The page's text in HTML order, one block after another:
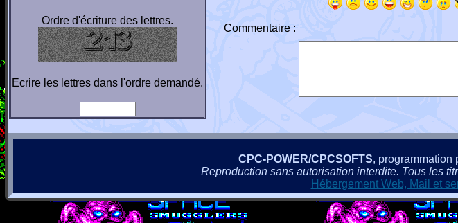
Ordre d'écriture des lettres.
Ecrire les lettres dans l'ordre demandé.
Commentaire :
CPC-POWER/CPCSOFTS, programmation
Reproduction sans autorisation interdite. Tous les
Hébergement Web, Mail et